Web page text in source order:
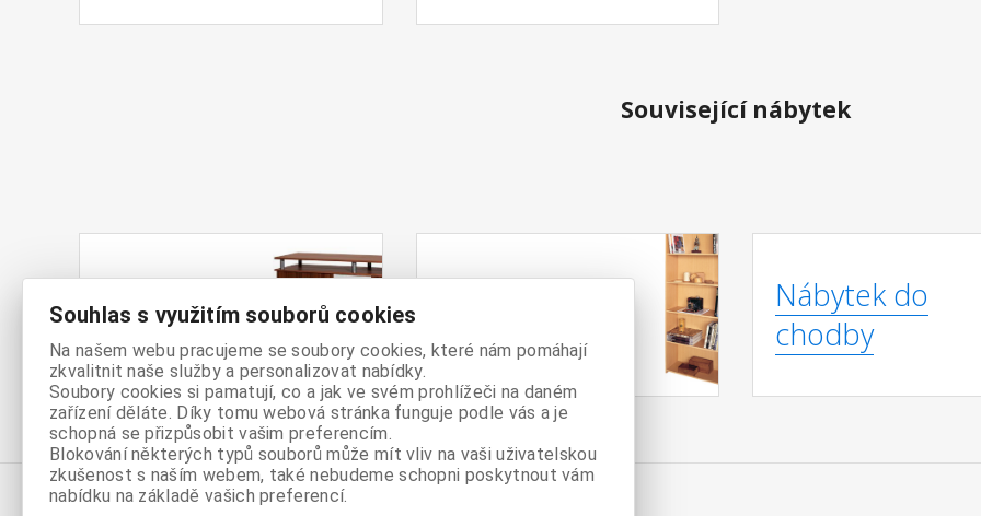
Související nábytek
Komody
regály
Nábytek do
chodby
Souhlas s využitím souborů cookies
Na našem webu pracujeme se soubory cookies, které nám pomáhají
zkvalitnit naše služby a personalizovat nabídky.
Soubory cookies si pamatují, co a jak ve svém prohlížeči na daném
zařízení děláte. Díky tomu webová stránka funguje podle vás a je
schopná se přizpůsobit vašim preferencím.
Blokování některých typů souborů může mít vliv na vaši uživatelskou
zkušenost s naším webem, také nebudeme schopni poskytnout vám
nabídku na základě vašich preferencí.